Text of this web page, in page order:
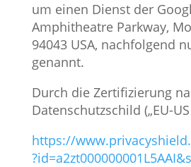
um einen Dienst der
Amphitheatre Parkway,
94043 USA, nachfolgend
genannt.
Durch die Zertifizierung
Datenschutzschild („EU-
https://